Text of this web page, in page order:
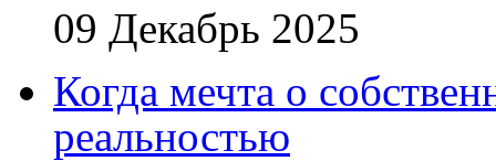
09 Декабрь 2025
Когда мечта о
реальностью